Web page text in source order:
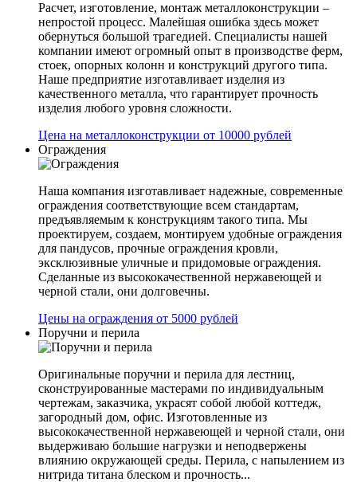
Расчет, изготовление, монтаж металлоконструкции –
непростой процесс. Малейшая ошибка здесь может
обернуться большой трагедией. Специалисты нашей
компании имеют огромный опыт в производстве ферм,
стоек, опорных колонн и конструкций другого типа.
Наше предприятие изготавливает изделия из
качественного металла, что гарантирует прочность
изделия любого уровня сложности.
Цена на металлоконструкции от 10000 рублей
Ограждения
Наша компания изготавливает надежные, современные
ограждения соответствующие всем стандартам,
предъявляемым к конструкциям такого типа. Мы
проектируем, создаем, монтируем удобные ограждения
для пандусов, прочные ограждения кровли,
эксклюзивные уличные и придомовые ограждения.
Сделанные из высококачественной нержавеющей и
черной стали, они долговечны.
Цены на ограждения от 5000 рублей
Поручни и перила
Оригинальные поручни и перила для лестниц,
сконструированные мастерами по индивидуальным
чертежам, заказчика, украсят собой любой коттедж,
загородный дом, офис. Изготовленные из
высококачественной нержавеющей и черной стали, они
выдерживаю большие нагрузки и неподвержены
влиянию окружающей среды. Перила, с напылением из
нитрида титана блеском и прочность...